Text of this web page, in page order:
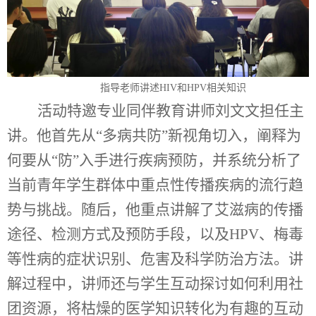
指导老师讲述HIV和HPV相关知识
活动特邀专业同伴教育讲师刘文文担任主
讲。 他首先从“多病共防”新视角切入，阐释为
何要从“防”入手进行疾病预防，并系统分析了
当前青年学生群体中重点性传播疾病的流行趋
势与挑战。随后， 他重点讲解了艾滋病的传播
途径、检测方式及预防手段，以及HPV、梅毒
等性病的症状识别、危害及科学防治方法。讲
解过程中，讲师还与学生互动探讨如何利用社
团资源，将枯燥的医学知识转化为有趣的互动